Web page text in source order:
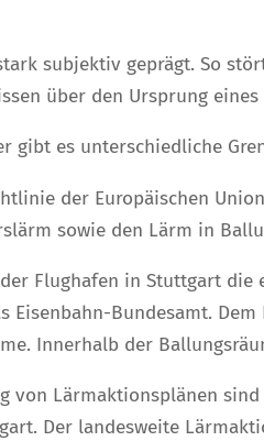
subjektiv geprägt. So
über den Ursprung
gibt es unterschiedliche
der Europäischen
sowie den Lärm in
Flughafen in Stuttgart
Eisenbahn-Bundesamt.
Innerhalb der
von Lärmaktionsplänen
Der landesweite